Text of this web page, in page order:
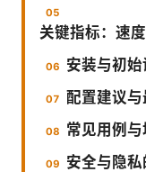
关键指标：速
安装与初始
配置建议
常见用例
安全与隐